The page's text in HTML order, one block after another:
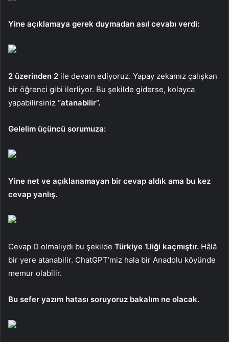
Yine açıklamaya gerek duymadan asıl cevabı verdi:
2 üzerinden 2 ile devam ediyoruz. Yapay zekamız çalışkan
bir öğrenci gibi ilerliyor. Bu şekilde giderse, kolayca
yapabilirsiniz “atanabilir”.
Gelelim üçüncü sorumuza:
Yine net ve açıklanamayan bir cevap aldık ama bu kez
cevap yanlış.
Cevap D olmalıydı bu şekilde Türkiye 1.liği kaçmıştır. Hâlâ
bir yere atanabilir. ChatGPT’miz hala bir Anadolu köyünde
memur olabilir.
Bu sefer yazım hatası soruyoruz bakalım ne olacak.